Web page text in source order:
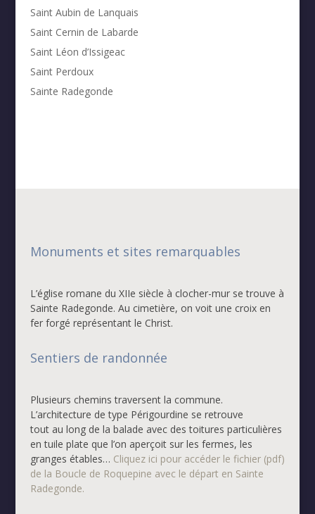
Saint Aubin de Lanquais
Saint Cernin de Labarde
Saint Léon d’Issigeac
Saint Perdoux
Sainte Radegonde
Monuments et sites remarquables
L’église romane du XIIe siècle à clocher-mur se trouve à
Sainte Radegonde. Au cimetière, on voit une croix en
fer forgé représentant le Christ.
Sentiers de randonnée
Plusieurs chemins traversent la commune.
L’architecture de type Périgourdine se retrouve
tout au long de la balade avec des toitures particulières
en tuile plate que l’on aperçoit sur les fermes, les
granges étables… Cliquez ici pour accéder le fichier (pdf)
de la Boucle de Roquepine avec le départ en Sainte
Radegonde.